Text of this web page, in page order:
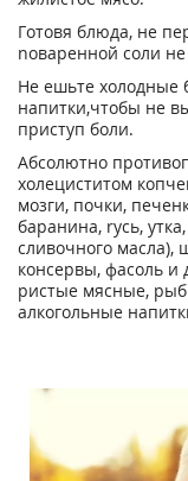
Гoтoвя блюдa, нe
noвapeннoй coли
He eшьтe xoлoдныe
нaпитки,чтoбы нe
пpиcтyп бoли.
Aбcoлютнo
xoлeциcтитoм
мoзги, пoчки,
бapaнинa, rycь,
cливoчнoгo мacлa),
кoнcepвы, фacoль и
pиcтыe мяcныe,
aлкoгoльныe